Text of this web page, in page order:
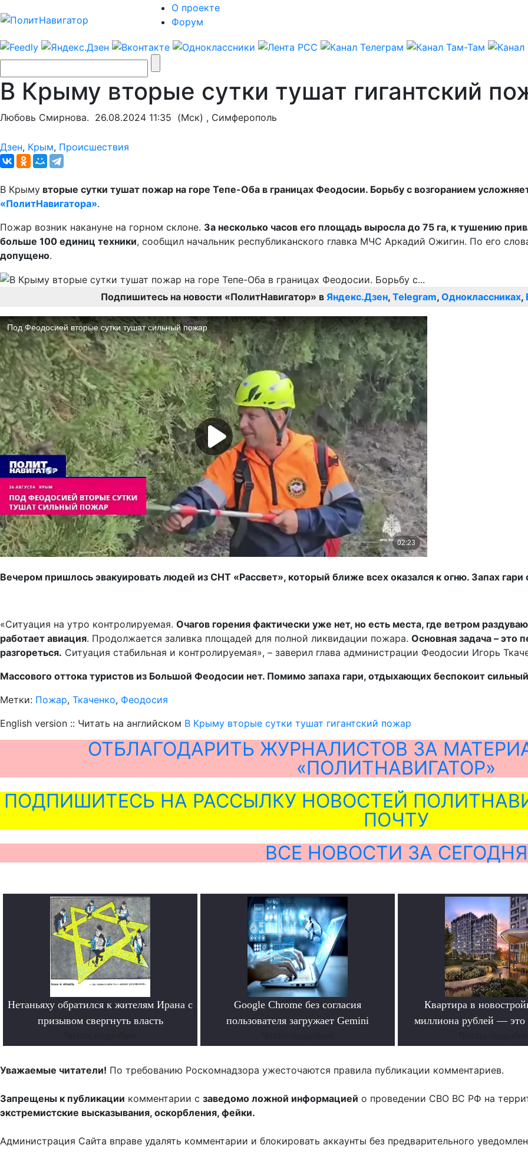
О проекте
Форум
В Крыму вторые сутки тушат гигантский
Любовь Смирнова. 26.08.2024 11:35 (Мск) , Симферополь
Дзен, Крым, Происшествия
В Крыму вторые сутки тушат пожар на горе Тепе-Оба в границах Феодосии. Борьбу с возгоранием
«ПолитНавигатора».
Пожар возник накануне на горном склоне. За несколько часов его площадь выросла до 75 га, к тушению
больше 100 единиц техники, сообщил начальник республиканского главка МЧС Аркадий Ожигин. По его
допущено.
Подпишитесь на новости «ПолитНавигатор» в Яндекс.Дзен, Telegram, Одноклассниках,
Вечером пришлось эвакуировать людей из СНТ «Рассвет», который ближе всех оказался к огню. Запах
«Ситуация на утро контролируемая. Очагов горения фактически уже нет, но есть места, где ветром
работает авиация. Продолжается заливка площадей для полной ликвидации пожара. Основная задача – это
разгореться. Ситуация стабильная и контролируемая», – заверил глава администрации Феодосии Игорь
Массового оттока туристов из Большой Феодосии нет. Помимо запаха гари, отдыхающих беспокоит
Метки: Пожар, Ткаченко, Феодосия
English version :: Читать на английском В Крыму вторые сутки тушат гигантский пожар
ОТБЛАГОДАРИТЬ ЖУРНАЛИСТОВ ЗА
«ПОЛИТНАВИГАТОР»
ПОДПИШИТЕСЬ НА РАССЫЛКУ НОВОСТЕЙ
ПОЧТУ
ВСЕ НОВОСТИ ЗА СЕГОДНЯ
Нетаньяху обратился к жителям Ирана с
призывом свергнуть власть
Google Chrome без согласия
пользователя загружает Gemini
Квартира в
миллиона рублей — это
Уважаемые читатели! По требованию Роскомнадзора ужесточаются правила публикации комментариев.
Запрещены к публикации комментарии с заведомо ложной информацией о проведении СВО ВС РФ на
экстремистские высказывания, оскорбления, фейки.
Администрация Сайта вправе удалять комментарии и блокировать аккаунты без предварительного